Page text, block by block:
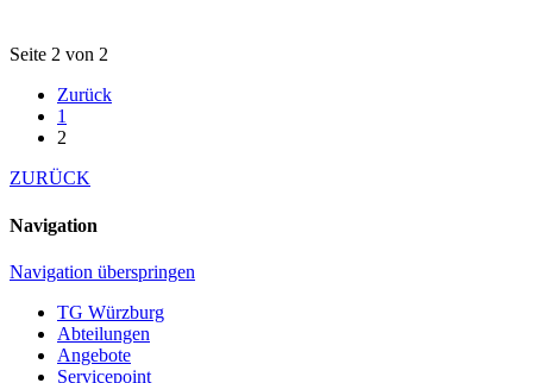
Seite 2 von 2
Zurück
1
2
ZURÜCK
Navigation
Navigation überspringen
TG Würzburg
Abteilungen
Angebote
Servicepoint